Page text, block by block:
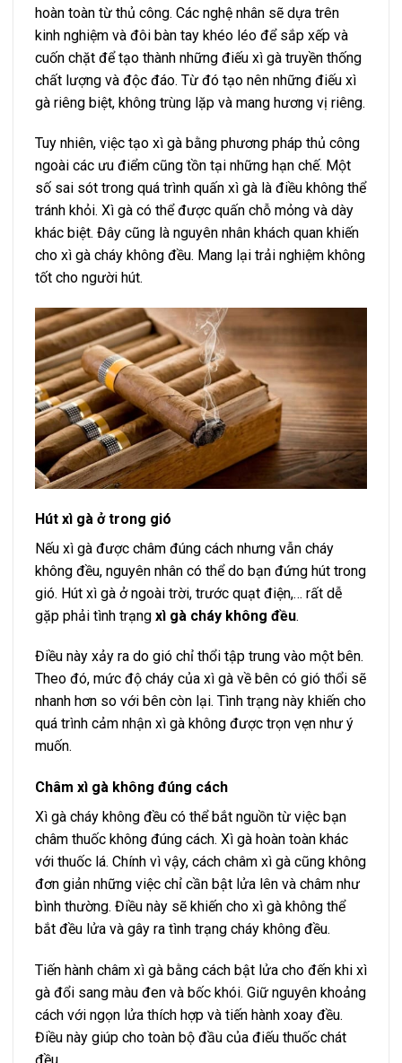
hoàn toàn từ thủ công. Các nghệ nhân sẽ dựa trên
kinh nghiệm và đôi bàn tay khéo léo để sắp xếp và
cuốn chặt để tạo thành những điếu xì gà truyền thống
chất lượng và độc đáo. Từ đó tạo nên những điếu xì
gà riêng biệt, không trùng lặp và mang hương vị riêng.
Tuy nhiên, việc tạo xì gà bằng phương pháp thủ công
ngoài các ưu điểm cũng tồn tại những hạn chế. Một
số sai sót trong quá trình quấn xì gà là điều không thể
tránh khỏi. Xì gà có thể được quấn chỗ mỏng và dày
khác biệt. Đây cũng là nguyên nhân khách quan khiến
cho xì gà cháy không đều. Mang lại trải nghiệm không
tốt cho người hút.
Hút xì gà ở trong gió
Nếu xì gà được châm đúng cách nhưng vẫn cháy
không đều, nguyên nhân có thể do bạn đứng hút trong
gió. Hút xì gà ở ngoài trời, trước quạt điện,… rất dễ
gặp phải tình trạng xì gà cháy không đều.
Điều này xảy ra do gió chỉ thổi tập trung vào một bên.
Theo đó, mức độ cháy của xì gà về bên có gió thổi sẽ
nhanh hơn so với bên còn lại. Tình trạng này khiến cho
quá trình cảm nhận xì gà không được trọn vẹn như ý
muốn.
Châm xì gà không đúng cách
Xì gà cháy không đều có thể bắt nguồn từ việc bạn
châm thuốc không đúng cách. Xì gà hoàn toàn khác
với thuốc lá. Chính vì vậy, cách châm xì gà cũng không
đơn giản những việc chỉ cần bật lửa lên và châm như
bình thường. Điều này sẽ khiến cho xì gà không thể
bắt đều lửa và gây ra tình trạng cháy không đều.
Tiến hành châm xì gà bằng cách bật lửa cho đến khi xì
gà đổi sang màu đen và bốc khói. Giữ nguyên khoảng
cách với ngọn lửa thích hợp và tiến hành xoay đều.
Điều này giúp cho toàn bộ đầu của điếu thuốc chát